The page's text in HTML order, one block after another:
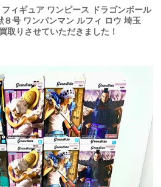
ィギュア ワンピース ドラゴンボール
８号 ワンパンマン ルフィ ロウ 埼玉
りさせていただきました！